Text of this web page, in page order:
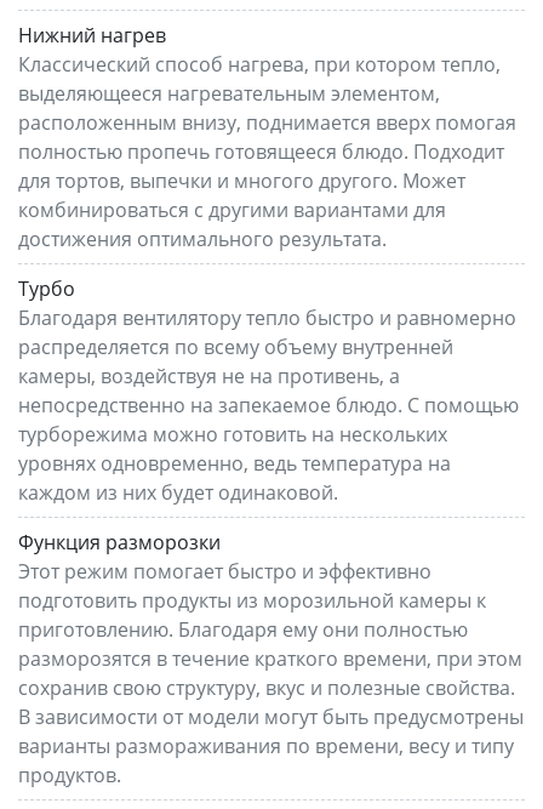
Нижний нагрев
Классический способ нагрева, при котором тепло,
выделяющееся нагревательным элементом,
расположенным внизу, поднимается вверх помогая
полностью пропечь готовящееся блюдо. Подходит
для тортов, выпечки и многого другого. Может
комбинироваться с другими вариантами для
достижения оптимального результата.
Турбо
Благодаря вентилятору тепло быстро и равномерно
распределяется по всему объему внутренней
камеры, воздействуя не на противень, а
непосредственно на запекаемое блюдо. С помощью
турборежима можно готовить на нескольких
уровнях одновременно, ведь температура на
каждом из них будет одинаковой.
Функция разморозки
Этот режим помогает быстро и эффективно
подготовить продукты из морозильной камеры к
приготовлению. Благодаря ему они полностью
разморозятся в течение краткого времени, при этом
сохранив свою структуру, вкус и полезные свойства.
В зависимости от модели могут быть предусмотрены
варианты размораживания по времени, весу и типу
продуктов.